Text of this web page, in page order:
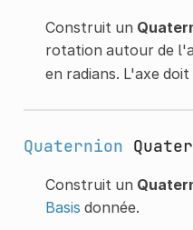
Construit un
rotation autour de
en radians. L'axe
Quaternion
Construit un
Basis donnée.